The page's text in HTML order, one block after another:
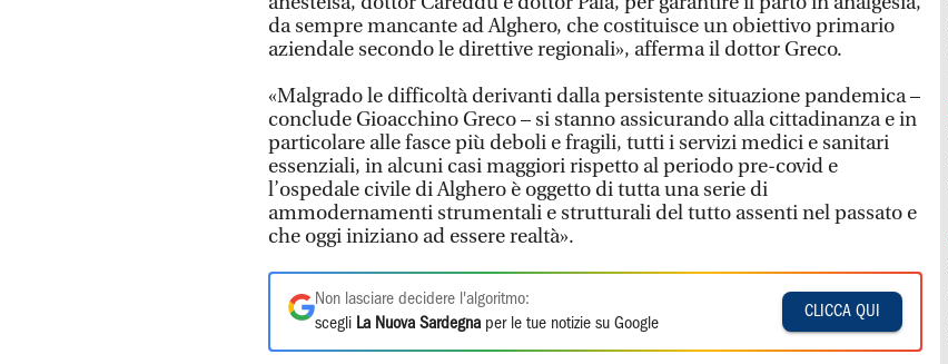
da sempre mancante ad Alghero, che costituisce un obiettivo primario
aziendale secondo le direttive regionali», afferma il dottor Greco.
«Malgrado le difficoltà derivanti dalla persistente situazione pandemica –
conclude Gioacchino Greco – si stanno assicurando alla cittadinanza e in
particolare alle fasce più deboli e fragili, tutti i servizi medici e sanitari
essenziali, in alcuni casi maggiori rispetto al periodo pre-covid e
l’ospedale civile di Alghero è oggetto di tutta una serie di
ammodernamenti strumentali e strutturali del tutto assenti nel passato e
che oggi iniziano ad essere realtà».
Non lasciare decidere l'algoritmo:
scegli La Nuova Sardegna per le tue notizie su Google
CLICCA QUI